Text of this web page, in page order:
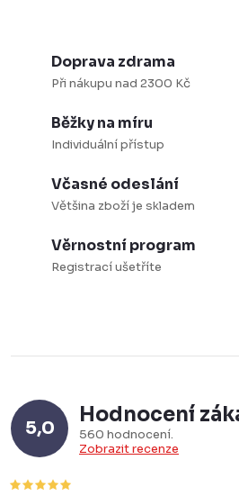
Doprava zdrama
Při nákupu nad 2300 Kč
Běžky na míru
Individuální přístup
Včasné odeslání
Většina zboží je skladem
Věrnostní program
Registrací ušetříte
5,0
Hodnocení
560 hodnocení
Zobrazit recenze